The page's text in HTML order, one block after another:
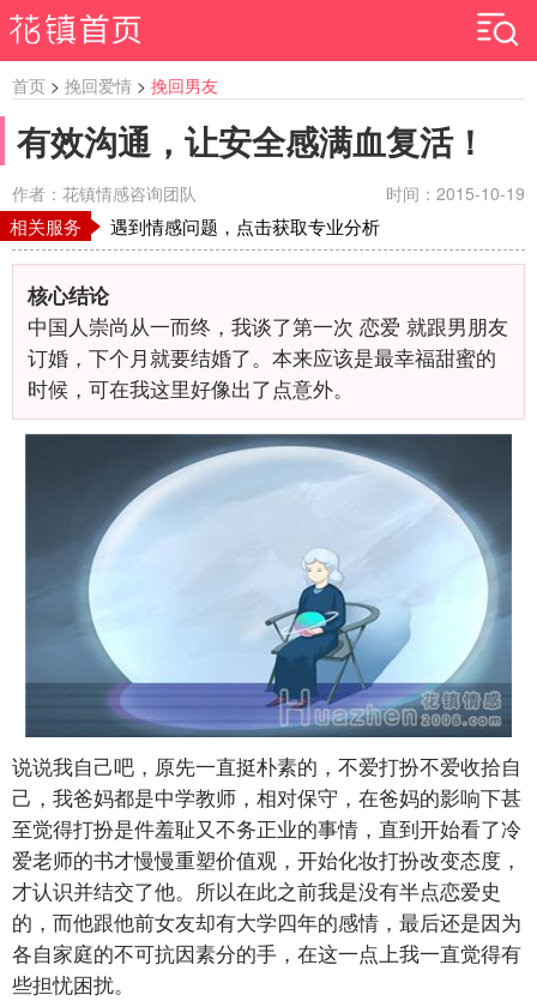
首页 > 挽回爱情 > 挽回男友
有效沟通，让安全感满血复活！
作者：花镇情感咨询团队 时间：2015-10-19
相关服务 遇到情感问题，点击获取专业分析
核心结论
中国人崇尚从一而终，我谈了第一次 恋爱 就跟男朋友
订婚，下个月就要结婚了。本来应该是最幸福甜蜜的
时候，可在我这里好像出了点意外。
说说我自己吧，原先一直挺朴素的，不爱打扮不爱收拾自
己，我爸妈都是中学教师，相对保守，在爸妈的影响下甚
至觉得打扮是件羞耻又不务正业的事情，直到开始看了冷
爱老师的书才慢慢重塑价值观，开始化妆打扮改变态度，
才认识并结交了他。所以在此之前我是没有半点恋爱史
的，而他跟他前女友却有大学四年的感情，最后还是因为
各自家庭的不可抗因素分的手，在这一点上我一直觉得有
些担忧困扰。